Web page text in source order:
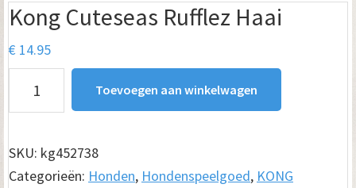
Kong Cuteseas Rufflez Haai
€ 14.95
Cuteseas
Haai
aantal
Toevoegen aan winkelwagen
SKU: kg452738
Categorieën: Honden, Hondenspeelgoed, KONG